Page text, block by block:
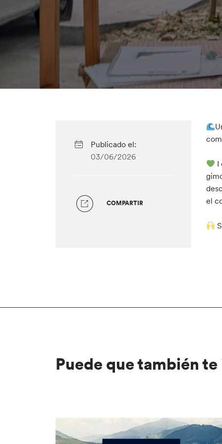
Publicado el:
03/06/2026
COMPARTIR
I
el
Puede que también